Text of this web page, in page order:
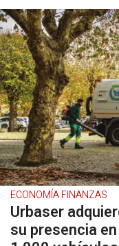
ECONOMÍA FINANZAS
Urbaser
su presencia